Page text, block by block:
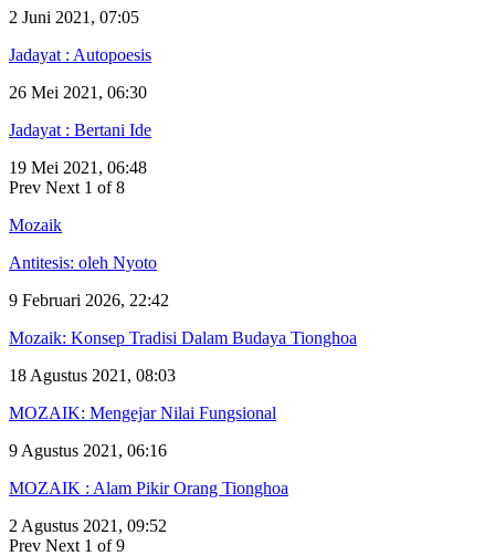
2 Juni 2021, 07:05
Jadayat : Autopoesis
26 Mei 2021, 06:30
Jadayat : Bertani Ide
19 Mei 2021, 06:48
Prev Next 1 of 8
Mozaik
Antitesis: oleh Nyoto
9 Februari 2026, 22:42
Mozaik: Konsep Tradisi Dalam Budaya Tionghoa
18 Agustus 2021, 08:03
MOZAIK: Mengejar Nilai Fungsional
9 Agustus 2021, 06:16
MOZAIK : Alam Pikir Orang Tionghoa
2 Agustus 2021, 09:52
Prev Next 1 of 9